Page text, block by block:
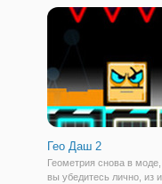
платформе и меняя
его приземления.
Гео Даш 2
Геометрия снова в
вы убедитесь лично, из